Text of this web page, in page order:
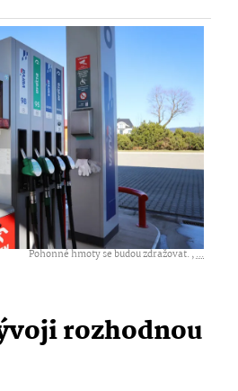
Pohonné hmoty se budou zdražovat. ,...
rozhodnou